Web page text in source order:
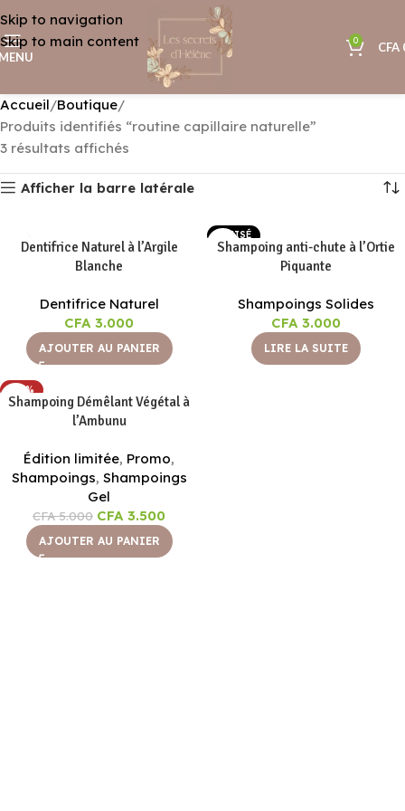
Skip to navigation
Skip to main content
0 CFA
Accueil Boutique
Produits identifiés “routine capillaire naturelle”
3 résultats affichés
Afficher la barre latérale
Dentifrice Naturel à l’Argile
Blanche
Dentifrice Naturel
CFA3.000
AJOUTER AU PANIER
EPUISÉ
Shampoing anti-chute à l’Ortie
Piquante
Shampoings Solides
CFA3.000
LIRE LA SUITE
-30%
Shampoing Démêlant Végétal à
l’Ambunu
Édition limitée, Promo,
Shampoings, Shampoings
Gel
CFA5.000 CFA3.500
AJOUTER AU PANIER